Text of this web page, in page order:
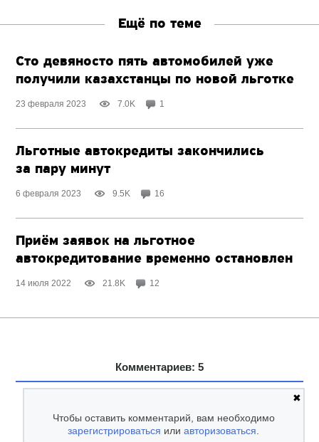
Ещё по теме
Сто девяносто пять автомобилей уже
получили казахстанцы по новой льготке
23 февраля 2023 7.0K 1
Льготные автокредиты закончились
за пару минут
6 февраля 2023 9.5K 16
Приём заявок на льготное
автокредитование временно остановлен
14 июля 2022 21.8K 12
Комментариев: 5
✖
Чтобы оставить комментарий, вам необходимо
зарегистрироваться илиавторизоваться.